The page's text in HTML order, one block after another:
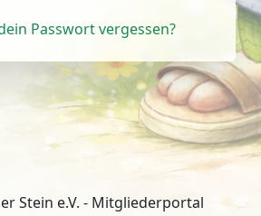
Passwort vergessen?
Stein e.V. - Mitgliederportal